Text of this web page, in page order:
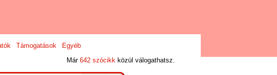
Támogatások
Egyéb
Már642 szócikk közül válogathatsz.